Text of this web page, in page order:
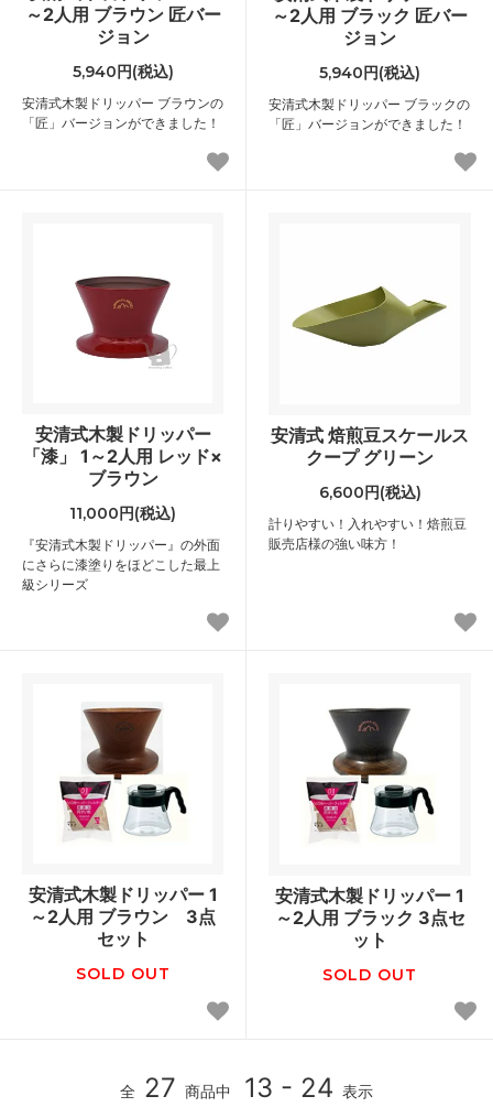
～2人用 ブラウン 匠バー
ジョン
5,940円(税込)
安清式木製ドリッパー ブラウンの
「匠」バージョンができました！
～2人用 ブラック 匠バー
ジョン
5,940円(税込)
安清式木製ドリッパー ブラックの
「匠」バージョンができました！
安清式木製ドリッパー
「漆」 1～2人用 レッド×
ブラウン
11,000円(税込)
『安清式木製ドリッパー』の外面
にさらに漆塗りをほどこした最上
級シリーズ
安清式 焙煎豆スケールス
クープ グリーン
6,600円(税込)
計りやすい！入れやすい！焙煎豆
販売店様の強い味方！
安清式木製ドリッパー 1
～2人用 ブラウン 3点
セット
SOLD OUT
安清式木製ドリッパー 1
～2人用 ブラック 3点セ
ット
SOLD OUT
全 27 商品中 13 - 24 表示